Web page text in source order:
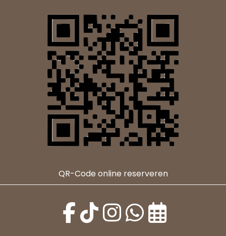
QR-Code online reserveren